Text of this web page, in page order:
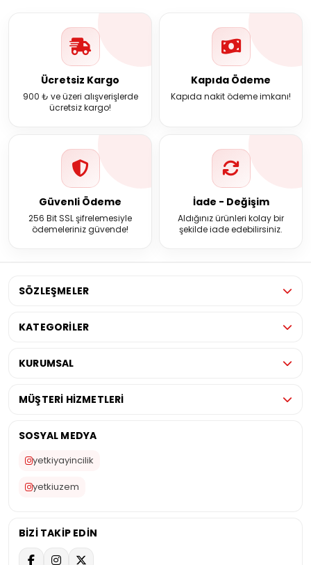
Ücretsiz Kargo
900 ₺ ve üzeri alışverişlerde
ücretsiz kargo!
Kapıda Ödeme
Kapıda nakit ödeme imkanı!
Güvenli Ödeme
256 Bit SSL şifrelemesiyle
ödemeleriniz güvende!
İade - Değişim
Aldığınız ürünleri kolay bir
şekilde iade edebilirsiniz.
SÖZLEŞMELER
KATEGORİLER
KURUMSAL
MÜŞTERİ HİZMETLERİ
SOSYAL MEDYA
yetkiyayincilik
yetkiuzem
BİZİ TAKİP EDİN